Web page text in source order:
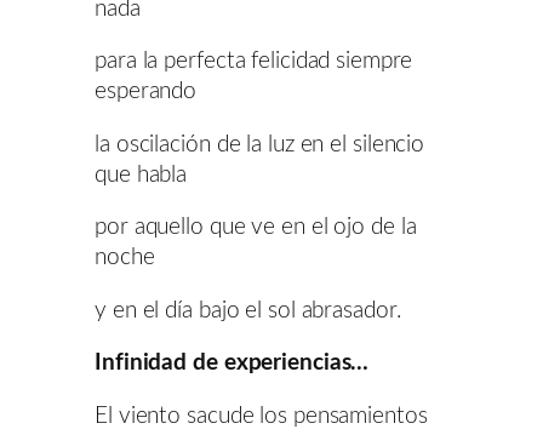
nada
para la perfecta felicidad siempre
esperando
la oscilación de la luz en el silencio
que habla
por aquello que ve en el ojo de la
noche
y en el día bajo el sol abrasador.
Infinidad de experiencias…
El viento sacude los pensamientos